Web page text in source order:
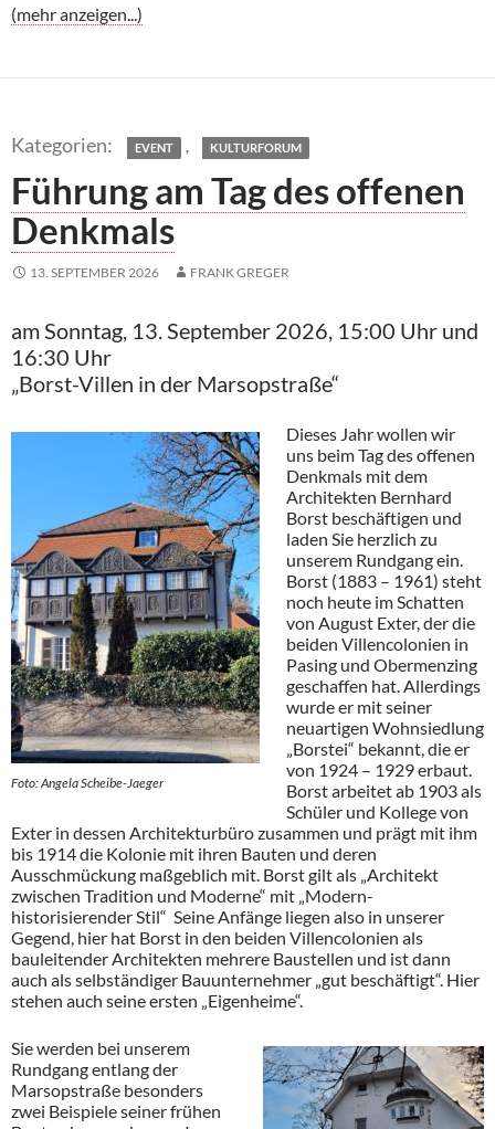
(mehr anzeigen...)
EVENT , KULTURFORUM
Führung am Tag des offenen
Denkmals
13. SEPTEMBER 2026 FRANK GREGER
am Sonntag, 13. September 2026, 15:00 Uhr und
16:30 Uhr
„Borst-Villen in der Marsopstraße“
Foto: Angela Scheibe-Jaeger
Dieses Jahr wollen wir
uns beim Tag des offenen
Denkmals mit dem
Architekten Bernhard
Borst beschäftigen und
laden Sie herzlich zu
unserem Rundgang ein.
Borst (1883 – 1961) steht
noch heute im Schatten
von August Exter, der die
beiden Villencolonien in
Pasing und Obermenzing
geschaffen hat. Allerdings
wurde er mit seiner
neuartigen Wohnsiedlung
„Borstei“ bekannt, die er
von 1924 – 1929 erbaut.
Borst arbeitet ab 1903 als
Schüler und Kollege von
Exter in dessen Architekturbüro zusammen und prägt mit ihm
bis 1914 die Kolonie mit ihren Bauten und deren
Ausschmückung maßgeblich mit. Borst gilt als „Architekt
zwischen Tradition und Moderne“ mit „Modern-
historisierender Stil“ Seine Anfänge liegen also in unserer
Gegend, hier hat Borst in den beiden Villencolonien als
bauleitender Architekten mehrere Baustellen und ist dann
auch als selbständiger Bauunternehmer „gut beschäftigt“. Hier
stehen auch seine ersten „Eigenheime“.
Sie werden bei unserem
Rundgang entlang der
Marsopstraße besonders
zwei Beispiele seiner frühen